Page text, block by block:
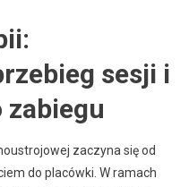
sesji i
zabiegu
zaczyna się od
do placówki. W ramach